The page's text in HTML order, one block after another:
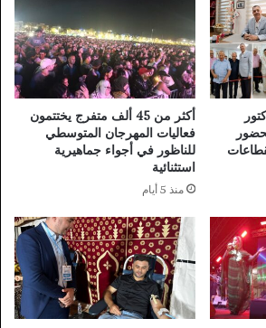
أكثر من 45 ألف متفرج يختتمون
فعاليات المهرجان المتوسطي
للناظور في أجواء جماهيرية
استثنائية
منذ 5 أيام